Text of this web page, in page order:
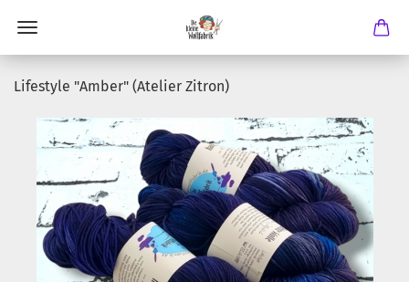
Lifestyle "Amber" (Atelier Zitron)